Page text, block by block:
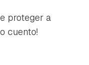
proteger a
cuento!